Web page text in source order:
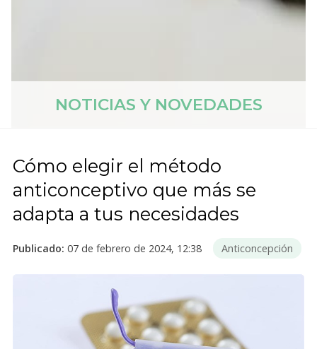
NOTICIAS Y NOVEDADES
Cómo elegir el método
anticonceptivo que más se
adapta a tus necesidades
Publicado: 07 de febrero de 2024, 12:38 Anticoncepción